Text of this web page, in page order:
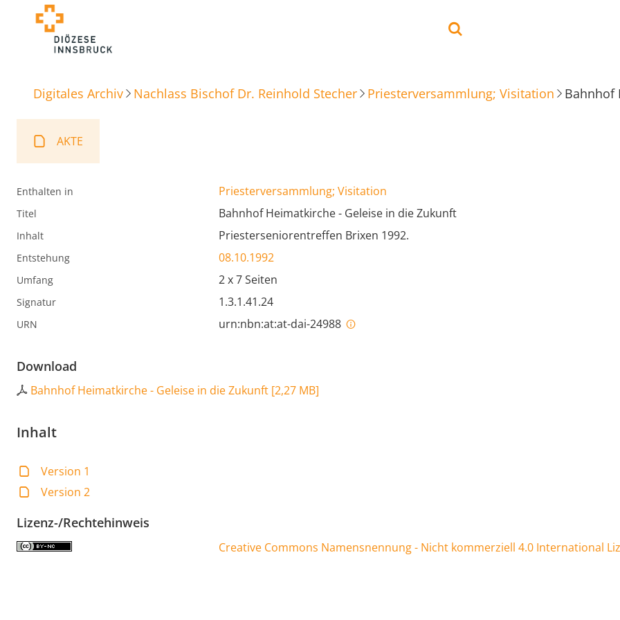
Digitales Archiv Nachlass Bischof Dr. Reinhold Stecher Priesterversammlung; Visitation Bahnhof
AKTE
Enthalten in Priesterversammlung; Visitation
Titel Bahnhof Heimatkirche - Geleise in die Zukunft
Inhalt Priesterseniorentreffen Brixen 1992.
Entstehung 08.10.1992
Umfang 2 x 7 Seiten
Signatur 1.3.1.41.24
URN urn:nbn:at:at-dai-24988
Download
Bahnhof Heimatkirche - Geleise in die Zukunft [2,27 MB]
Inhalt
Version 1
Version 2
Lizenz-/Rechtehinweis
Creative Commons Namensnennung - Nicht kommerziell 4.0 International